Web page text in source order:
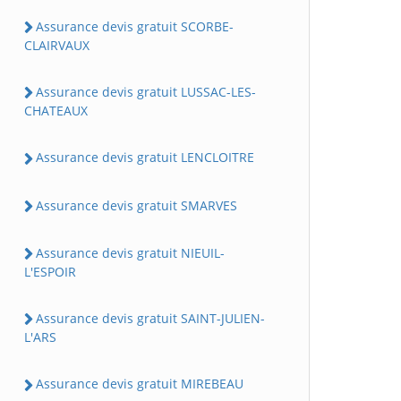
Assurance devis gratuit SCORBE-
CLAIRVAUX
Assurance devis gratuit LUSSAC-LES-
CHATEAUX
Assurance devis gratuit LENCLOITRE
Assurance devis gratuit SMARVES
Assurance devis gratuit NIEUIL-
L'ESPOIR
Assurance devis gratuit SAINT-JULIEN-
L'ARS
Assurance devis gratuit MIREBEAU